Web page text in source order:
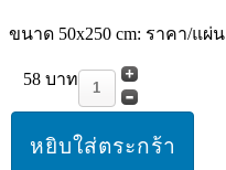
ขนาด 50x250 cm: ราคา/แผ่น
58 บาท